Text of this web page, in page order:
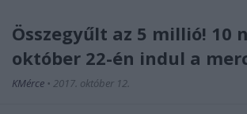
Összegyűlt az 5 millió! 10
október 22-én indul a
KMérce • 2017. október 12.